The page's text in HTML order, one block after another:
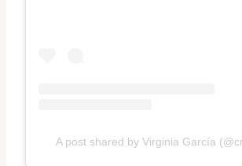
A post shared by Virginia García